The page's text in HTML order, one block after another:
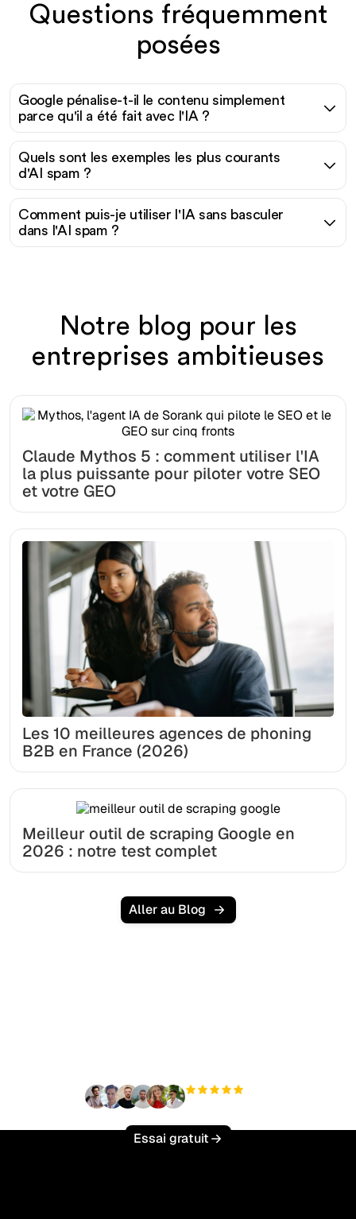
Questions fréquemment
posées
Google pénalise-t-il le contenu simplement
parce qu'il a été fait avec l'IA ?
Quels sont les exemples les plus courants
d'AI spam ?
Comment puis-je utiliser l'IA sans basculer
dans l'AI spam ?
Notre blog pour les
entreprises ambitieuses
Claude Mythos 5 : comment utiliser l'IA
la plus puissante pour piloter votre SEO
et votre GEO
Les 10 meilleures agences de phoning
B2B en France (2026)
Meilleur outil de scraping Google en
2026 : notre test complet
Aller au Blog
Essai gratuit